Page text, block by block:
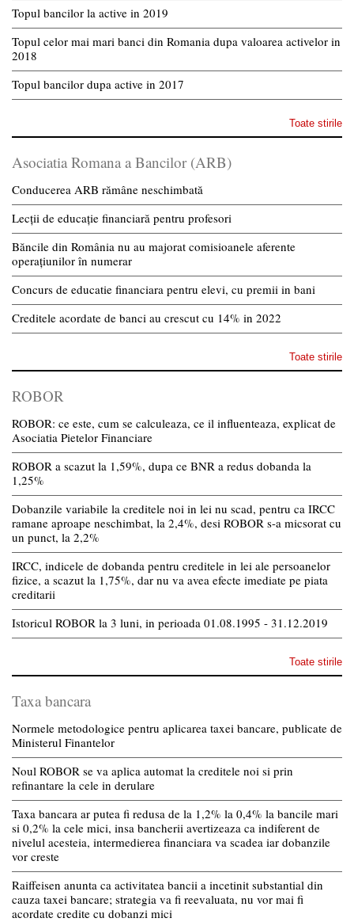
Topul bancilor la active in 2019
Topul celor mai mari banci din Romania dupa valoarea activelor in
2018
Topul bancilor dupa active in 2017
Toate stirile
Asociatia Romana a Bancilor (ARB)
Conducerea ARB rămâne neschimbată
Lecții de educație financiară pentru profesori
Băncile din România nu au majorat comisioanele aferente
operațiunilor în numerar
Concurs de educatie financiara pentru elevi, cu premii in bani
Creditele acordate de banci au crescut cu 14% in 2022
Toate stirile
ROBOR
ROBOR: ce este, cum se calculeaza, ce il influenteaza, explicat de
Asociatia Pietelor Financiare
ROBOR a scazut la 1,59%, dupa ce BNR a redus dobanda la
1,25%
Dobanzile variabile la creditele noi in lei nu scad, pentru ca IRCC
ramane aproape neschimbat, la 2,4%, desi ROBOR s-a micsorat cu
un punct, la 2,2%
IRCC, indicele de dobanda pentru creditele in lei ale persoanelor
fizice, a scazut la 1,75%, dar nu va avea efecte imediate pe piata
creditarii
Istoricul ROBOR la 3 luni, in perioada 01.08.1995 - 31.12.2019
Toate stirile
Taxa bancara
Normele metodologice pentru aplicarea taxei bancare, publicate de
Ministerul Finantelor
Noul ROBOR se va aplica automat la creditele noi si prin
refinantare la cele in derulare
Taxa bancara ar putea fi redusa de la 1,2% la 0,4% la bancile mari
si 0,2% la cele mici, insa bancherii avertizeaza ca indiferent de
nivelul acesteia, intermedierea financiara va scadea iar dobanzile
vor creste
Raiffeisen anunta ca activitatea bancii a incetinit substantial din
cauza taxei bancare; strategia va fi reevaluata, nu vor mai fi
acordate credite cu dobanzi mici